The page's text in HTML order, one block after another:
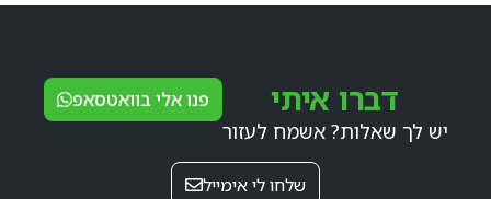
דברו איתי
יש לך שאלות? אשמח לעזור
פנו אלי בוואטסאפ
שלחו לי אימייל